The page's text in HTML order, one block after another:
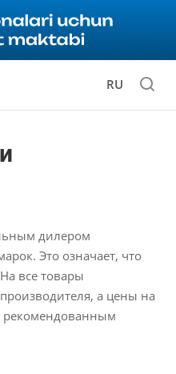
RU
дилером
Это означает, что
все товары
производителя, а цены на
рекомендованным